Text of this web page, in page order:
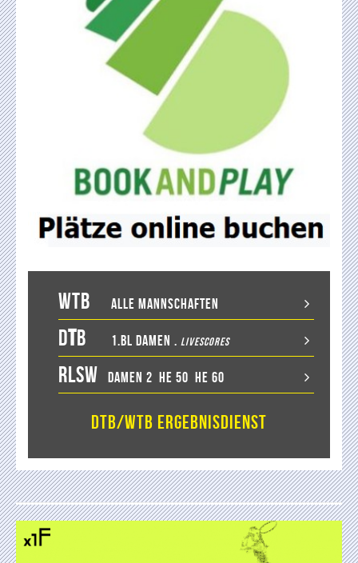
WTB Alle Mannschaften
DTB 1.BL Damen . LiveScores
RLSW Damen 2 He 50 He 60
DTB/WTB Ergebnisdienst